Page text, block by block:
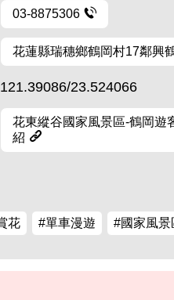
03-8875306
花蓮縣瑞穗鄉鶴岡村17鄰興
121.39086/23.524066
花東縱谷國家風景區-鶴岡遊
紹
花 #單車漫遊 #國家風景